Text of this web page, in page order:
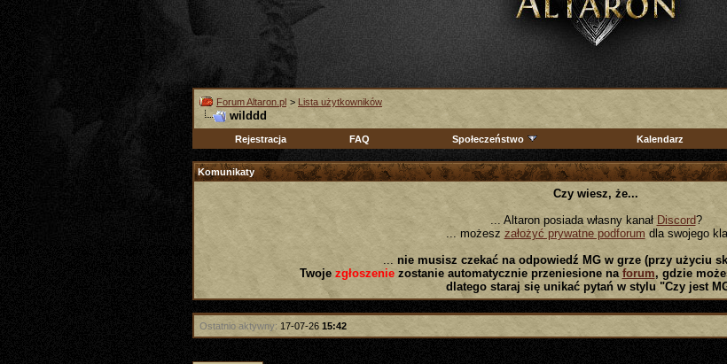
Forum Altaron.pl > Lista użytkowników
wilddd
Rejestracja FAQ Społeczeństwo Kalendarz
Komunikaty
Czy wiesz, że...
... Altaron posiada własny kanał Discord?
... możesz założyć prywatne podforum dla swojego
... nie musisz czekać na odpowiedź MG w grze (przy użyciu
Twoje zgłoszeniezostanie automatycznie przeniesione na forum, gdzie
dlatego staraj się unikać pytań w stylu "Czy jest
Ostatnio aktywny: 17-07-26 15:42